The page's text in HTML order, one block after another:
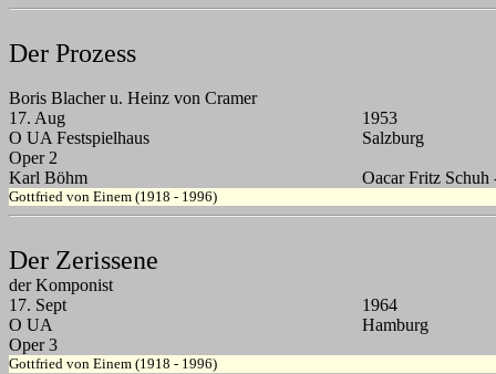
Der Prozess
Boris Blacher u. Heinz von Cramer
17. Aug
1953
O UA Festspielhaus
Salzburg
Oper 2
Karl Böhm
Oacar Fritz Schuh
Gottfried von Einem (1918 - 1996)
Der Zerissene
der Komponist
17. Sept
1964
O UA
Hamburg
Oper 3
Gottfried von Einem (1918 - 1996)